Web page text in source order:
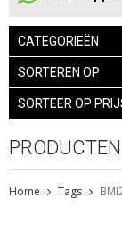
CATEGORIEËN
SORTEREN OP
SORTEER OP
Home Tags